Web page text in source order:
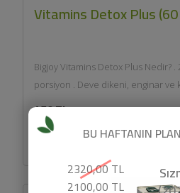
Vitamins Detox Plus
Bigjoy Vitamins Detox Plus Nedir?
porsiyon . Deve dikeni, enginar
470 TL
SEPETE
BU HAFTANIN
2320,00 TL
2100,00 TL